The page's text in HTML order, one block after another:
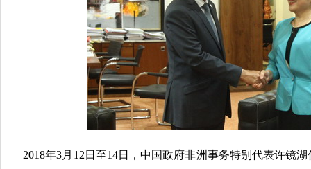
2018年3月12日至14日，中国政府非洲事务特别代表许镜湖